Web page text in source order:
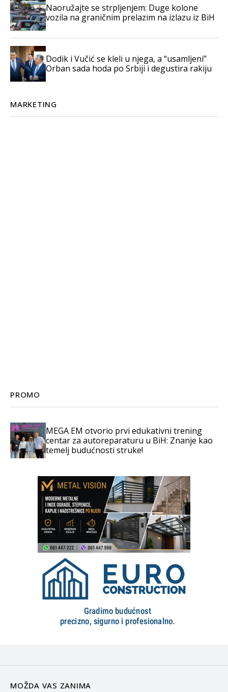
Naoružajte se strpljenjem: Duge kolone
vozila na graničnim prelazim na izlazu iz BiH
Dodik i Vučić se kleli u njega, a “usamljeni”
Orban sada hoda po Srbiji i degustira rakiju
MARKETING
PROMO
MEGA EM otvorio prvi edukativni trening
centar za autoreparaturu u BiH: Znanje kao
temelj budućnosti struke!
MOŽDA VAS ZANIMA